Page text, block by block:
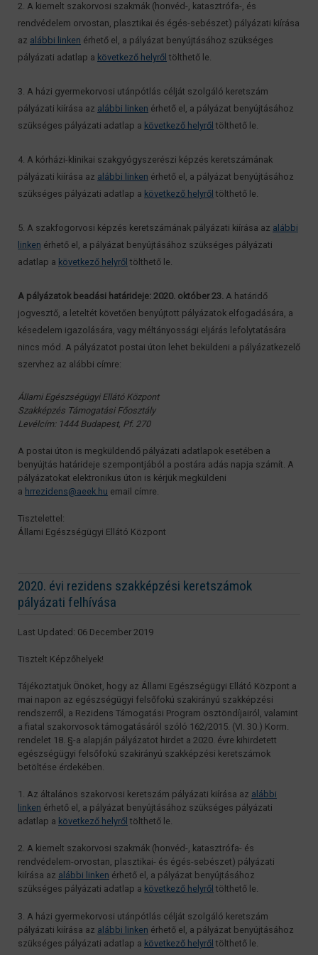
2. A kiemelt szakorvosi szakmák (honvéd-, katasztrófa-, és
rendvédelem orvostan, plasztikai és égés-sebészet) pályázati kiírása
az alábbi linken érhető el, a pályázat benyújtásához szükséges
pályázati adatlap a következő helyről tölthető le.
3. A házi gyermekorvosi utánpótlás célját szolgáló keretszám
pályázati kiírása az alábbi linken érhető el, a pályázat benyújtásához
szükséges pályázati adatlap a következő helyről tölthető le.
4. A kórházi-klinikai szakgyógyszerészi képzés keretszámának
pályázati kiírása az alábbi linken érhető el, a pályázat benyújtásához
szükséges pályázati adatlap a következő helyről tölthető le.
5. A szakfogorvosi képzés keretszámának pályázati kiírása az alábbi
linken érhető el, a pályázat benyújtásához szükséges pályázati
adatlap a következő helyről tölthető le.
A pályázatok beadási határideje: 2020. október 23. A határidő
jogvesztő, a leteltét követően benyújtott pályázatok elfogadására, a
késedelem igazolására, vagy méltányossági eljárás lefolytatására
nincs mód. A pályázatot postai úton lehet beküldeni a pályázatkezelő
szervhez az alábbi címre:
Állami Egészségügyi Ellátó Központ
Szakképzés Támogatási Főosztály
Levélcím: 1444 Budapest, Pf. 270
A postai úton is megküldendő pályázati adatlapok esetében a
benyújtás határideje szempontjából a postára adás napja számít. A
pályázatokat elektronikus úton is kérjük megküldeni
a hrrezidens@aeek.hu email címre.
Tisztelettel:
Állami Egészségügyi Ellátó Központ
2020. évi rezidens szakképzési keretszámok
pályázati felhívása
Last Updated: 06 December 2019
Tisztelt Képzőhelyek!
Tájékoztatjuk Önöket, hogy az Állami Egészségügyi Ellátó Központ a
mai napon az egészségügyi felsőfokú szakirányú szakképzési
rendszerről, a Rezidens Támogatási Program ösztöndíjairól, valamint
a fiatal szakorvosok támogatásáról szóló 162/2015. (VI. 30.) Korm.
rendelet 18. §-a alapján pályázatot hirdet a 2020. évre kihirdetett
egészségügyi felsőfokú szakirányú szakképzési keretszámok
betöltése érdekében.
1. Az általános szakorvosi keretszám pályázati kiírása az alábbi
linken érhető el, a pályázat benyújtásához szükséges pályázati
adatlap a következő helyről tölthető le.
2. A kiemelt szakorvosi szakmák (honvéd-, katasztrófa- és
rendvédelem-orvostan, plasztikai- és égés-sebészet) pályázati
kiírása az alábbi linken érhető el, a pályázat benyújtásához
szükséges pályázati adatlap a következő helyről tölthető le.
3. A házi gyermekorvosi utánpótlás célját szolgáló keretszám
pályázati kiírása az alábbi linken érhető el, a pályázat benyújtásához
szükséges pályázati adatlap a következő helyről tölthető le.